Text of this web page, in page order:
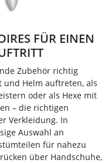
FÜR EINEN
Zubehör richtig
und Helm auftreten, als
oder als Hexe mit
– die richtigen
Verkleidung. In
Auswahl an
für nahezu
über Handschuhe,